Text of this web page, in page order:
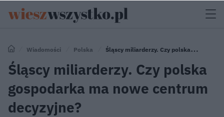
Wiadomości Polska
Śląscy miliarderzy. Czy polska
gospodarka ma nowe centrum decyzyjne?
Śląscy miliarderzy. Czy polska
gospodarka ma nowe centrum
decyzyjne?